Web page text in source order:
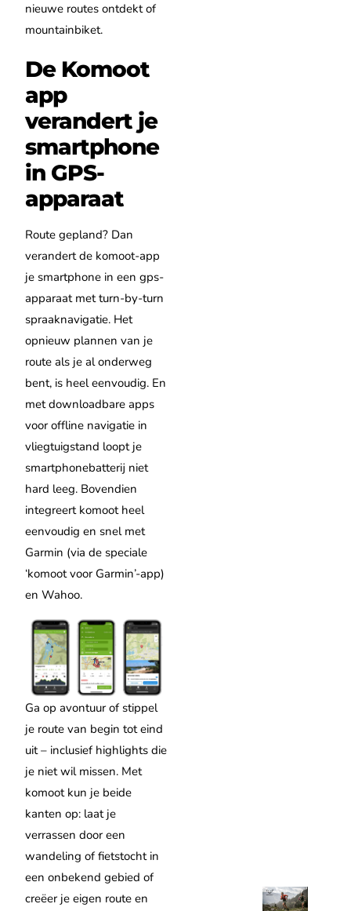
nieuwe routes ontdekt of
mountainbiket.
De Komoot
app
verandert je
smartphone
in GPS-
apparaat
Route gepland? Dan
verandert de komoot-app
je smartphone in een gps-
apparaat met turn-by-turn
spraaknavigatie. Het
opnieuw plannen van je
route als je al onderweg
bent, is heel eenvoudig. En
met downloadbare apps
voor offline navigatie in
vliegtuigstand loopt je
smartphonebatterij niet
hard leeg. Bovendien
integreert komoot heel
eenvoudig en snel met
Garmin (via de speciale
‘komoot voor Garmin’-app)
en Wahoo.
Ga op avontuur of stippel
je route van begin tot eind
uit – inclusief highlights die
je niet wil missen. Met
komoot kun je beide
kanten op: laat je
verrassen door een
wandeling of fietstocht in
een onbekend gebied of
creëer je eigen route en